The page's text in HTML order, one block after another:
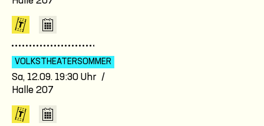
VOLKSTHEATER­SOMMER
Sa, 12.09. 19:30 Uhr /
Halle 207